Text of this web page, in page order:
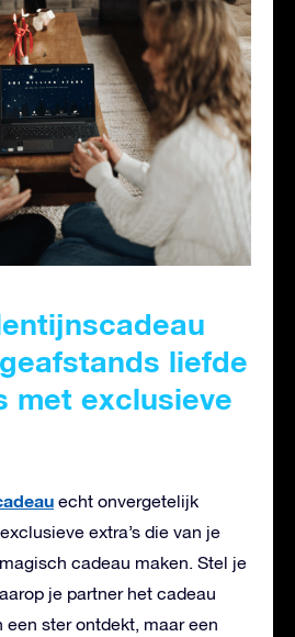
liefde
met exclusieve
echt onvergetelijk
extra’s die van je
cadeau maken. Stel je
je partner het cadeau
ster ontdekt, maar een